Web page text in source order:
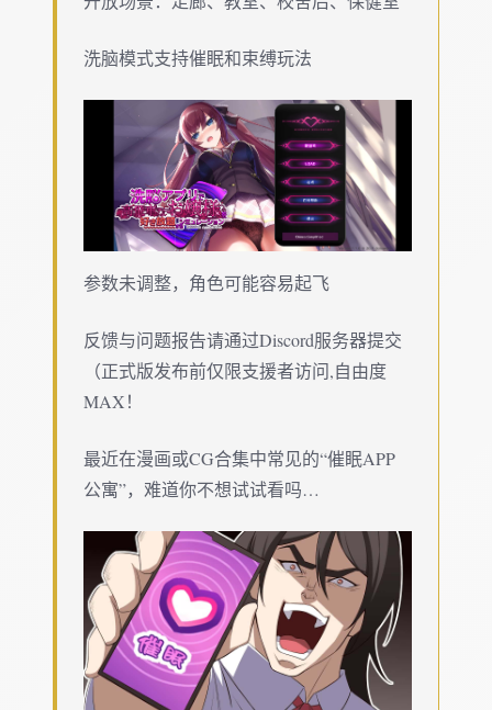
洗脑模式支持催眠和束缚玩法
参数未调整，角色可能容易起飞
反馈与问题报告请通过Discord服务器提交
（正式版发布前仅限支援者访问,自由度
MAX！
最近在漫画或CG合集中常见的“催眠APP
公寓”，难道你不想试试看吗…